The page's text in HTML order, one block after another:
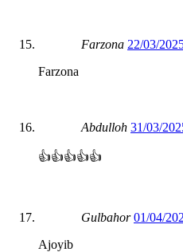
Farzona 22/03/
Farzona
Abdulloh 31/03/
👍👍👍👍👍
Gulbahor 01/04/
Ajoyib